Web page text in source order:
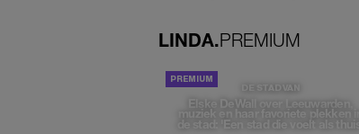
LINDA.PREMIUM
DE STAD VAN
Elske DeWall over Leeuwarden,
muziek en haar favoriete plekken in
de stad: 'Een stad die voelt als thuis'